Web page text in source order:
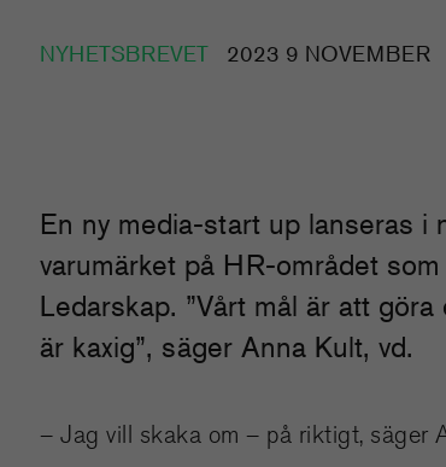
NYHETSBREVET 2023 9 NOVEMBER
En ny media-start up lanseras i
varumärket på HR-området
Ledarskap. ”Vårt mål är att
är kaxig”, säger Anna Kult, vd.
– Jag vill skaka om – på riktigt, säger